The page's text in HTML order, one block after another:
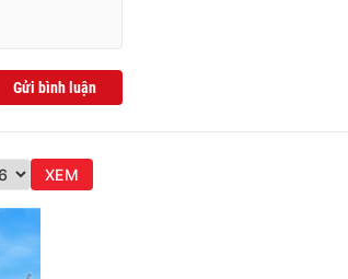
Gửi bình luận
XEM